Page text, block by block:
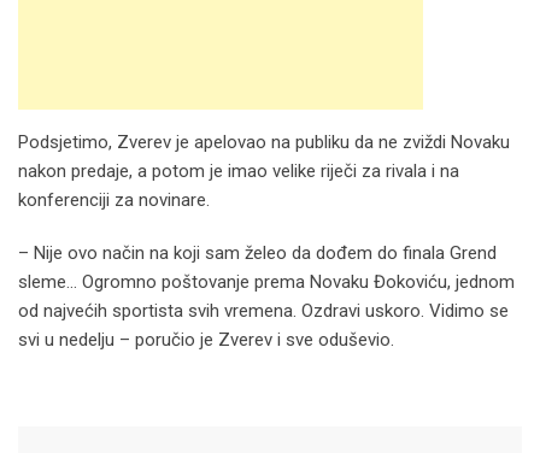
Podsjetimo, Zverev je apelovao na publiku da ne zviždi Novaku
nakon predaje, a potom je imao velike riječi za rivala i na
konferenciji za novinare.
– Nije ovo način na koji sam želeo da dođem do finala Grend
sleme… Ogromno poštovanje prema Novaku Đokoviću, jednom
od najvećih sportista svih vremena. Ozdravi uskoro. Vidimo se
svi u nedelju – poručio je Zverev i sve oduševio.